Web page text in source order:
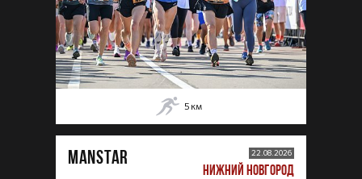
5 км
MANSTAR 22.08.2026
НИЖНИЙ НОВГОРОД